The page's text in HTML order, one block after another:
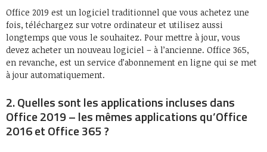
Office 2019 est un logiciel traditionnel que vous achetez une
fois, téléchargez sur votre ordinateur et utilisez aussi
longtemps que vous le souhaitez. Pour mettre à jour, vous
devez acheter un nouveau logiciel – à l’ancienne. Office 365,
en revanche, est un service d’abonnement en ligne qui se met
à jour automatiquement.
2. Quelles sont les applications incluses dans
Office 2019 – les mêmes applications qu’Office
2016 et Office 365 ?